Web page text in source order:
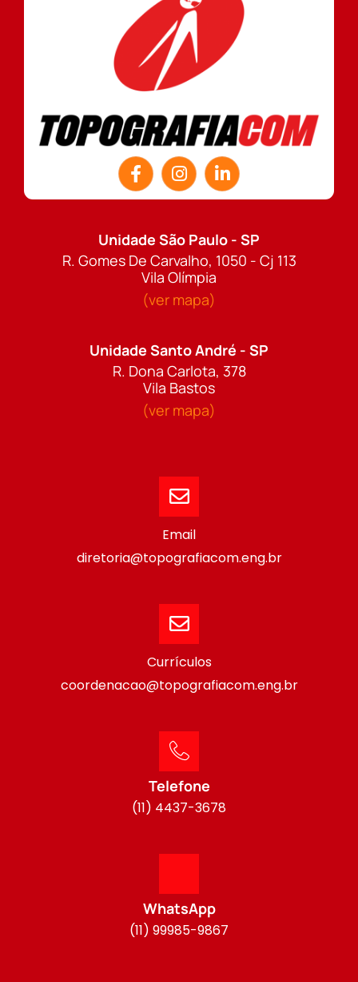
Unidade São Paulo - SP
R. Gomes De Carvalho, 1050 - Cj 113
Vila Olímpia
(ver mapa)
Unidade Santo André - SP
R. Dona Carlota, 378
Vila Bastos
(ver mapa)
Email
diretoria@topografiacom.eng.br
Currículos
coordenacao@topografiacom.eng.br
Telefone
(11) 4437-3678
WhatsApp
(11) 99985-9867